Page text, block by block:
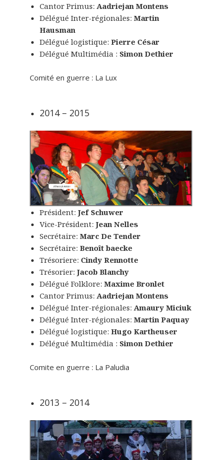
Cantor Primus: Aadriejan Montens
Délégué Inter-régionales: Martin
Hausman
Délégué logistique: Pierre César
Délégué Multimédia : Simon Dethier
Comité en guerre : La Lux
2014 – 2015
Président: Jef Schuwer
Vice-Président: Jean Nelles
Secrétaire: Marc De Tender
Secrétaire: Benoît baecke
Trésoriere: Cindy Rennotte
Trésorier: Jacob Blanchy
Délégué Folklore: Maxime Bronlet
Cantor Primus: Aadriejan Montens
Délégué Inter-régionales: Amaury Miciuk
Délégué Inter-régionales: Martin Paquay
Délégué logistique: Hugo Kartheuser
Délégué Multimédia : Simon Dethier
Comite en guerre : La Paludia
2013 – 2014